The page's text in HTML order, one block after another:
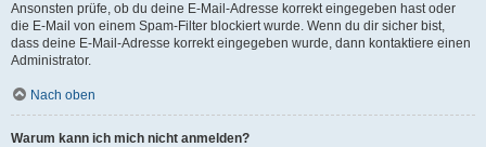
Ansonsten prüfe, ob du deine E-Mail-Adresse korrekt eingegeben hast oder
die E-Mail von einem Spam-Filter blockiert wurde. Wenn du dir sicher bist,
dass deine E-Mail-Adresse korrekt eingegeben wurde, dann kontaktiere einen
Administrator.
Nach oben
Warum kann ich mich nicht anmelden?